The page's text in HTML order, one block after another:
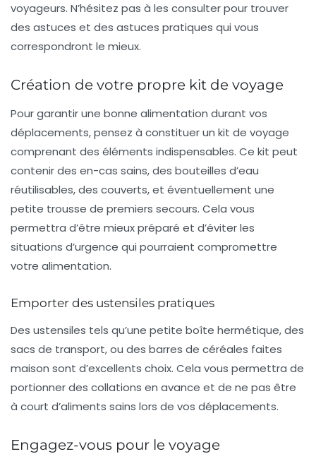
voyageurs. N’hésitez pas à les consulter pour trouver
des astuces et des astuces pratiques qui vous
correspondront le mieux.
Création de votre propre kit de voyage
Pour garantir une bonne alimentation durant vos
déplacements, pensez à constituer un kit de voyage
comprenant des éléments indispensables. Ce kit peut
contenir des en-cas sains, des bouteilles d’eau
réutilisables, des couverts, et éventuellement une
petite trousse de premiers secours. Cela vous
permettra d’être mieux préparé et d’éviter les
situations d’urgence qui pourraient compromettre
votre alimentation.
Emporter des ustensiles pratiques
Des ustensiles tels qu’une petite boîte hermétique, des
sacs de transport, ou des barres de céréales faites
maison sont d’excellents choix. Cela vous permettra de
portionner des collations en avance et de ne pas être
à court d’aliments sains lors de vos déplacements.
Engagez-vous pour le voyage